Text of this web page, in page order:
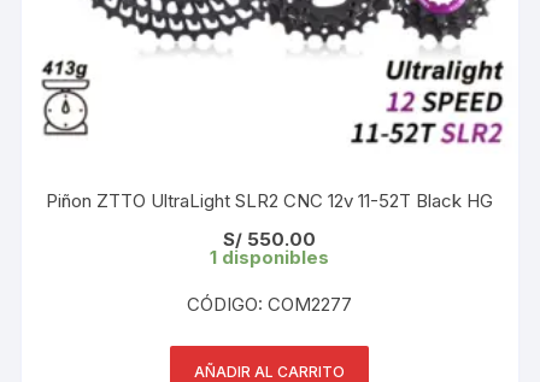
Piñon ZTTO UltraLight SLR2 CNC 12v 11-52T Black HG
S/ 550.00
1 disponibles
CÓDIGO: COM2277
AÑADIR AL CARRITO